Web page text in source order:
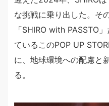
な挑戦に乗り出した。そ
「SHIRO with PASSTO
ているこのPOP UP
に、地球環境への配慮と
る。